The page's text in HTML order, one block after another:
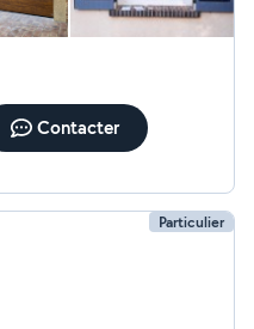
Contacter
Particulier